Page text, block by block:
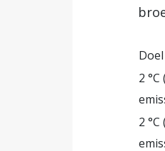
2
2